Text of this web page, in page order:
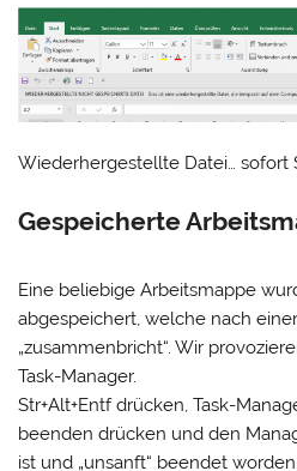
Wiederhergestellte Datei… sofort
Gespeicherte
Eine beliebige Arbeitsmappe
abgespeichert, welche nach
„zusammenbricht“. Wir
Task-Manager.
Str+Alt+Entf drücken, Task-
beenden drücken und den
ist und „unsanft“ beendet worden.